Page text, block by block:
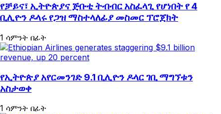
የቻይና፣ ኢትዮጵያና ጅቡቲ ትብብር አስፈላጊ የሆነበት የ 4
ቢሊዮን ዶላሩ የጋዝ ማስተላለፊያ መስመር ፕሮጀክት
1 ሳምንት በፊት
የኢትዮጵያ አየርመንገድ 9.1 ቢሊዮን ዶላር ገቢ ማግኘቱን
አስታወቀ
1 ሳምንት በፊት